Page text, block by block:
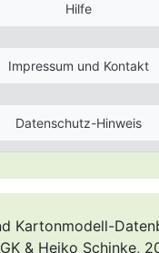
Hilfe
Impressum und Kontakt
Datenschutz-Hinweis
Kartonmodell-
& Heiko Schinke,